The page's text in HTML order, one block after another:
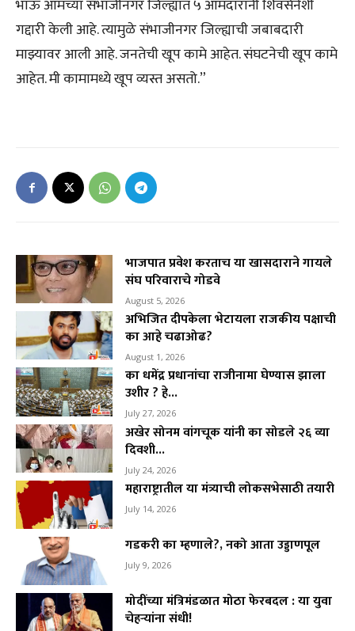
भाऊ आमच्या संभाजीनगर जिल्ह्यात ५ आमदारांनी शिवसेनेशी
गद्दारी केली आहे. त्यामुळे संभाजीनगर जिल्ह्याची जबाबदारी
माझ्यावर आली आहे. जनतेची खूप कामे आहेत. संघटनेची खूप कामे
आहेत. मी कामामध्ये खूप व्यस्त असतो.”
भाजपात प्रवेश करताच या खासदाराने गायले
संघ परिवाराचे गोडवे
August 5, 2026
अभिजित दीपकेला भेटायला राजकीय पक्षाची
का आहे चढाओढ?
August 1, 2026
का धमेंद्र प्रधानांचा राजीनामा घेण्यास झाला
उशीर ? हे...
July 27, 2026
अखेर सोनम वांगचूक यांनी का सोडले २६ व्या
दिवशी...
July 24, 2026
महाराष्ट्रातील या मंत्र्याची लोकसभेसाठी तयारी
July 14, 2026
गडकरी का म्हणाले?, नको आता उड्डाणपूल
July 9, 2026
मोदींच्या मंत्रिमंडळात मोठा फेरबदल : या युवा
चेहऱ्यांना संधी!